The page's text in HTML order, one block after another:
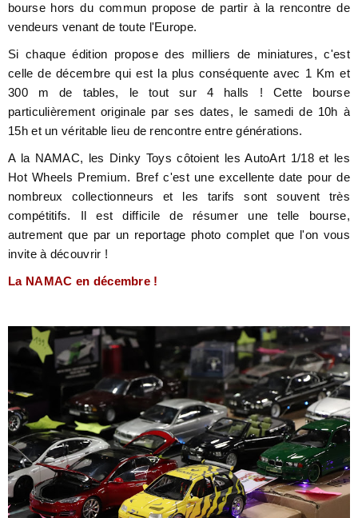
bourse hors du commun propose de partir à la rencontre de
vendeurs venant de toute l'Europe.
Si chaque édition propose des milliers de miniatures, c'est
celle de décembre qui est la plus conséquente avec 1 Km et
300 m de tables, le tout sur 4 halls ! Cette bourse
particulièrement originale par ses dates, le samedi de 10h à
15h et un véritable lieu de rencontre entre générations.
A la NAMAC, les Dinky Toys côtoient les AutoArt 1/18 et les
Hot Wheels Premium. Bref c'est une excellente date pour de
nombreux collectionneurs et les tarifs sont souvent très
compétitifs. Il est difficile de résumer une telle bourse,
autrement que par un reportage photo complet que l'on vous
invite à découvrir !
La NAMAC en décembre !